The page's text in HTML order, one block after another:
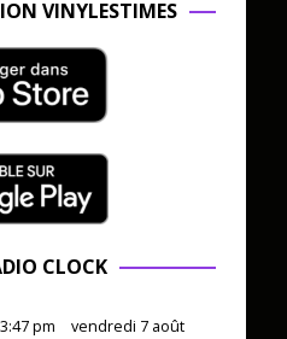
VINYLESTIMES
CLOCK
3:47pm vendredi 7 août